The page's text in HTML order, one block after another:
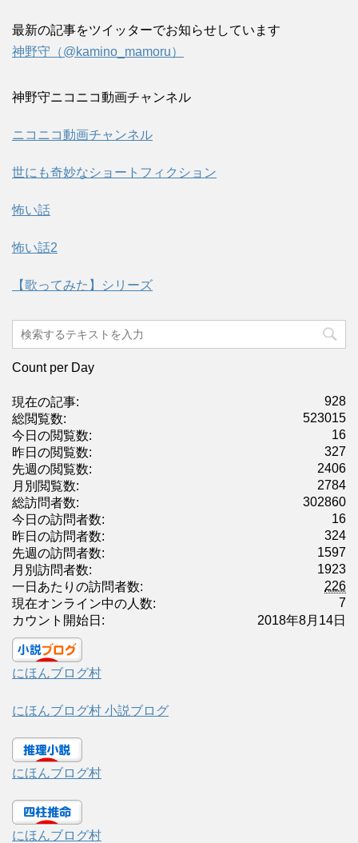
最新の記事をツイッターでお知らせしています
神野守（@kamino_mamoru）
神野守ニコニコ動画チャンネル
ニコニコ動画チャンネル
世にも奇妙なショートフィクション
怖い話
怖い話2
【歌ってみた】シリーズ
Count per Day
928
現在の記事:
523015
総閲覧数:
16
今日の閲覧数:
327
昨日の閲覧数:
2406
先週の閲覧数:
2784
月別閲覧数:
302860
総訪問者数:
16
今日の訪問者数:
324
昨日の訪問者数:
1597
先週の訪問者数:
1923
月別訪問者数:
226
一日あたりの訪問者数:
7
現在オンライン中の人数:
2018年8月14日
カウント開始日:
にほんブログ村
にほんブログ村 小説ブログ
にほんブログ村
にほんブログ村